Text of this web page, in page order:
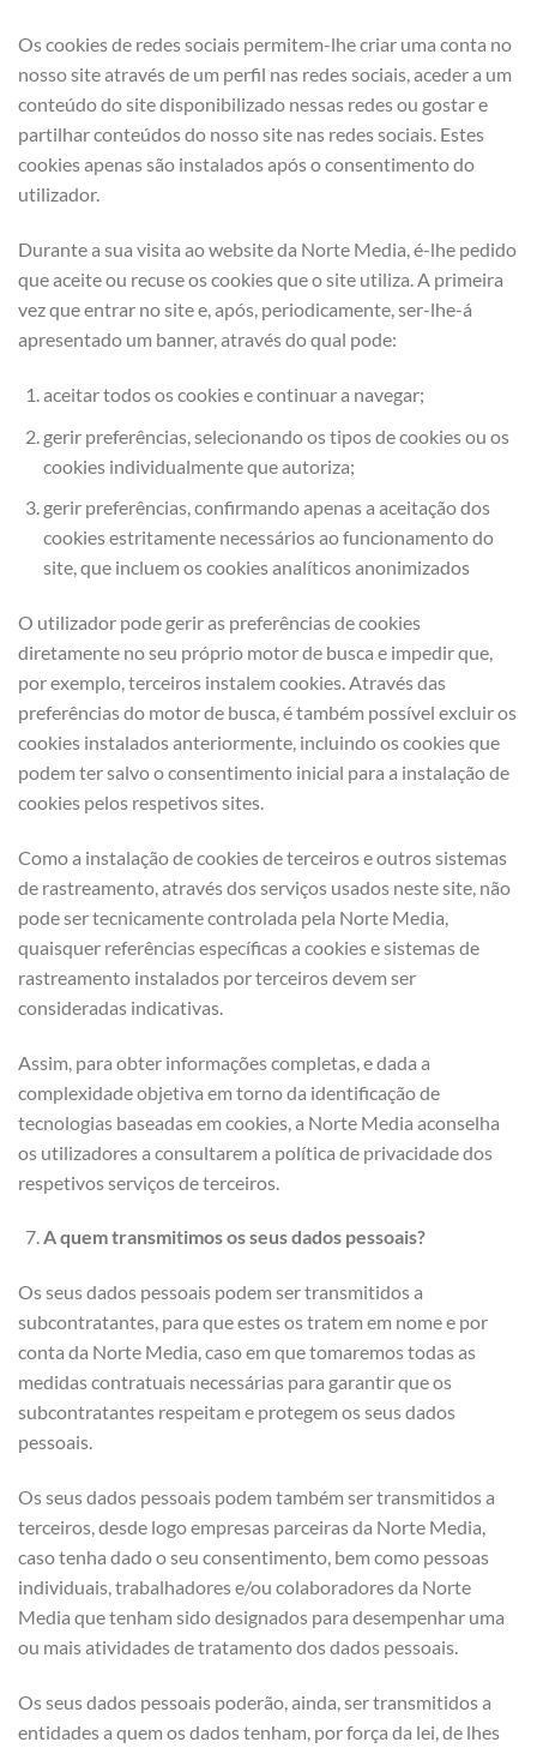
Os cookies de redes sociais permitem-lhe criar uma conta no
nosso site através de um perfil nas redes sociais, aceder a um
conteúdo do site disponibilizado nessas redes ou gostar e
partilhar conteúdos do nosso site nas redes sociais. Estes
cookies apenas são instalados após o consentimento do
utilizador.
Durante a sua visita ao website da Norte Media, é-lhe pedido
que aceite ou recuse os cookies que o site utiliza. A primeira
vez que entrar no site e, após, periodicamente, ser-lhe-á
apresentado um banner, através do qual pode:
aceitar todos os cookies e continuar a navegar;
gerir preferências, selecionando os tipos de cookies ou os
cookies individualmente que autoriza;
gerir preferências, confirmando apenas a aceitação dos
cookies estritamente necessários ao funcionamento do
site, que incluem os cookies analíticos anonimizados
O utilizador pode gerir as preferências de cookies
diretamente no seu próprio motor de busca e impedir que,
por exemplo, terceiros instalem cookies. Através das
preferências do motor de busca, é também possível excluir os
cookies instalados anteriormente, incluindo os cookies que
podem ter salvo o consentimento inicial para a instalação de
cookies pelos respetivos sites.
Como a instalação de cookies de terceiros e outros sistemas
de rastreamento, através dos serviços usados neste site, não
pode ser tecnicamente controlada pela Norte Media,
quaisquer referências específicas a cookies e sistemas de
rastreamento instalados por terceiros devem ser
consideradas indicativas.
Assim, para obter informações completas, e dada a
complexidade objetiva em torno da identificação de
tecnologias baseadas em cookies, a Norte Media aconselha
os utilizadores a consultarem a política de privacidade dos
respetivos serviços de terceiros.
A quem transmitimos os seus dados pessoais?
Os seus dados pessoais podem ser transmitidos a
subcontratantes, para que estes os tratem em nome e por
conta da Norte Media, caso em que tomaremos todas as
medidas contratuais necessárias para garantir que os
subcontratantes respeitam e protegem os seus dados
pessoais.
Os seus dados pessoais podem também ser transmitidos a
terceiros, desde logo empresas parceiras da Norte Media,
caso tenha dado o seu consentimento, bem como pessoas
individuais, trabalhadores e/ou colaboradores da Norte
Media que tenham sido designados para desempenhar uma
ou mais atividades de tratamento dos dados pessoais.
Os seus dados pessoais poderão, ainda, ser transmitidos a
entidades a quem os dados tenham, por força da lei, de lhes